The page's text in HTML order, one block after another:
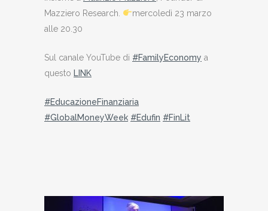
Mazziero Research.
mercoledì 23 marzo
alle 20.30
Sul canale YouTube di #FamilyEconomy a
questo LINK
#EducazioneFinanziaria
#GlobalMoneyWeek #Edufin #FinLit